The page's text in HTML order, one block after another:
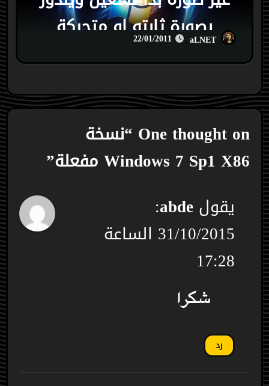
بصورة ثابته او متحركة
aLNET
22/01/2011
One thought on “نسخة
Windows 7 Sp1 X86 مفعلة”
يقولabde
:
31/10/2015 الساعة
17:28
شكرا
رد